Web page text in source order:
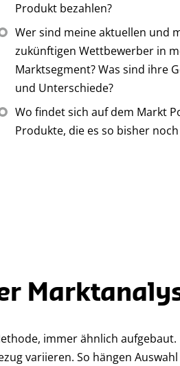
Produkt bezahlen?
Wer sind meine aktuellen und
zukünftigen Wettbewerber in
Marktsegment? Was sind ihre
und Unterschiede?
Wo findet sich auf dem Markt
Produkte, die es so bisher
immer ähnlich aufgebaut.
variieren. So hängen